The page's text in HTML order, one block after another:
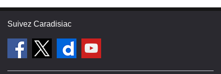
Suivez Caradisiac